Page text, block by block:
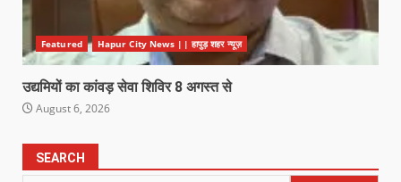
Featured Hapur City News || हापुड़ शहर न्यूज़
उद्यमियों का कांवड़ सेवा शिविर 8 अगस्त से
August 6, 2026
SEARCH